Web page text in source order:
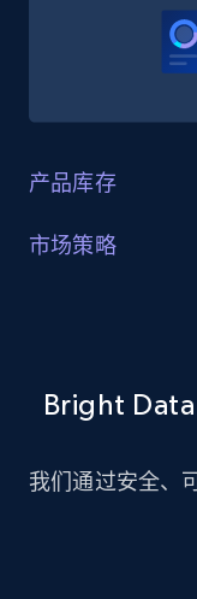
产品库存
识别缺口
市场策略
Bright
我们通过安全、